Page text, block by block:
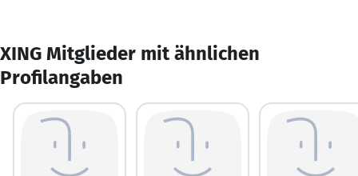
XING Mitglieder mit ähnlichen
Profilangaben